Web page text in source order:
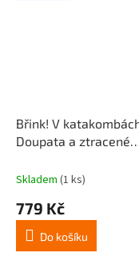
Břink! V
Doupata a ztracené
Skladem (1 ks)
779 Kč
Do košíku